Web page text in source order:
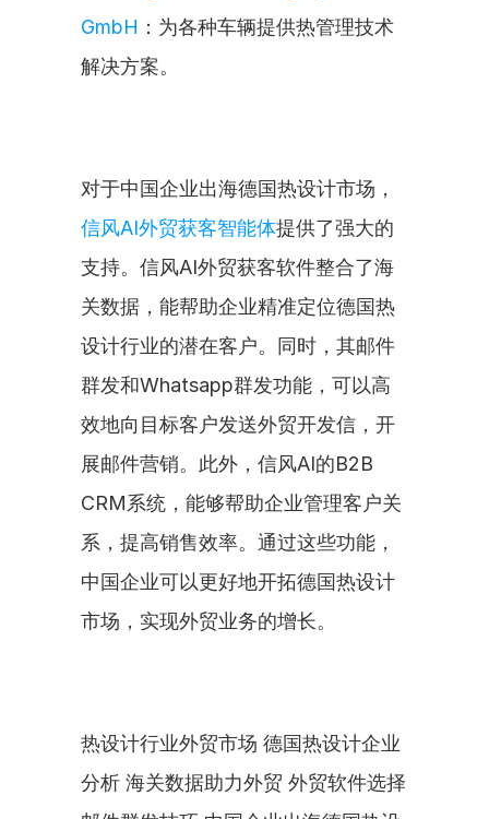
GmbH ：为各种车辆提供热管理技术
解决方案。
对于中国企业出海德国热设计市场，
信风AI外贸获客智能体提供了强大的
支持。信风AI外贸获客软件整合了海
关数据，能帮助企业精准定位德国热
设计行业的潜在客户。同时，其邮件
群发和Whatsapp群发功能，可以高
效地向目标客户发送外贸开发信，开
展邮件营销。此外，信风AI的B2B
CRM系统，能够帮助企业管理客户关
系，提高销售效率。通过这些功能，
中国企业可以更好地开拓德国热设计
市场，实现外贸业务的增长。
热设计行业外贸市场 德国热设计企业
分析 海关数据助力外贸 外贸软件选择